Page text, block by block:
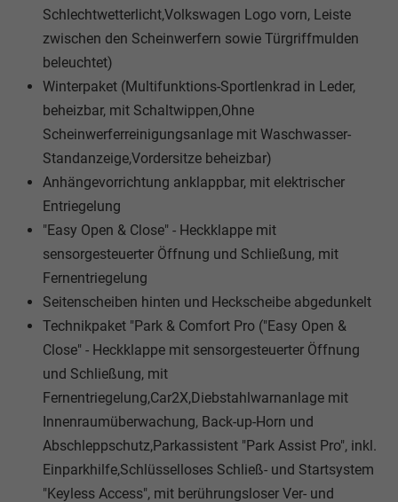
Schlechtwetterlicht,Volkswagen Logo vorn, Leiste
zwischen den Scheinwerfern sowie Türgriffmulden
beleuchtet)
Winterpaket (Multifunktions-Sportlenkrad in Leder,
beheizbar, mit Schaltwippen,Ohne
Scheinwerferreinigungsanlage mit Waschwasser-
Standanzeige,Vordersitze beheizbar)
Anhängevorrichtung anklappbar, mit elektrischer
Entriegelung
"Easy Open & Close" - Heckklappe mit
sensorgesteuerter Öffnung und Schließung, mit
Fernentriegelung
Seitenscheiben hinten und Heckscheibe abgedunkelt
Technikpaket "Park & Comfort Pro ("Easy Open &
Close" - Heckklappe mit sensorgesteuerter Öffnung
und Schließung, mit
Fernentriegelung,Car2X,Diebstahlwarnanlage mit
Innenraumüberwachung, Back-up-Horn und
Abschleppschutz,Parkassistent "Park Assist Pro", inkl.
Einparkhilfe,Schlüsselloses Schließ- und Startsystem
"Keyless Access", mit berührungsloser Ver- und